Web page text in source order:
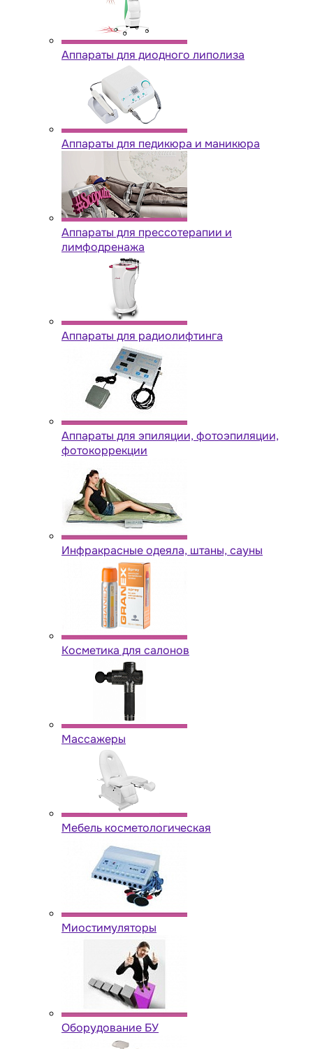
Аппараты для диодного липолиза
Аппараты для педикюра и маникюра
Аппараты для прессотерапии и
лимфодренажа
Аппараты для радиолифтинга
Аппараты для эпиляции, фотоэпиляции,
фотокоррекции
Инфракрасные одеяла, штаны, сауны
Косметика для салонов
Массажеры
Мебель косметологическая
Миостимуляторы
Оборудование БУ